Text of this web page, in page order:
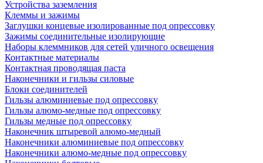
Устройства заземления
Клеммы и зажимы
Заглушки концевые изолированные под опрессовку
Зажимы соединительные изолирующие
Наборы клеммников для сетей уличного освещения
Контактные материалы
Контактная проводящая паста
Наконечники и гильзы силовые
Блоки соединителей
Гильзы алюминиевые под опрессовку
Гильзы алюмо-медные под опрессовку
Гильзы медные под опрессовку
Наконечник штыревой алюмо-медный
Наконечники алюминиевые под опрессовку
Наконечники алюмо-медные под опрессовку